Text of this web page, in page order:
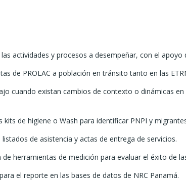
actividades y procesos a desempeñar, con el
de PROLAC a población en tránsito tanto en las
cuando existan cambios de contexto o dinámicas
kits de higiene o Wash para identificar PNPI y
de asistencia y actas de entrega de servicios.
herramientas de medición para evaluar el éxito de
el reporte en las bases de datos de NRC Panamá.